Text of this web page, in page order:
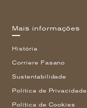
Mais informações
História
Corriere Fasano
Sustentabilidade
Política de Privacidade
Política de Cookies